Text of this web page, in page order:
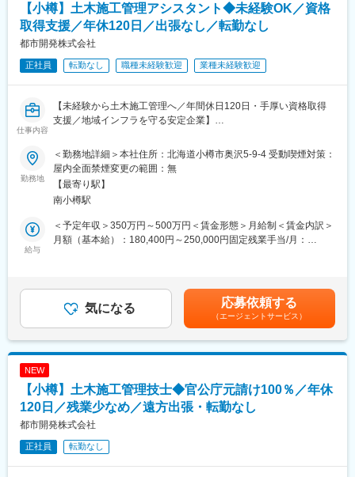
チェック表を7カ月～1年ほどかけてクリアしていただきます。ス
キル習得の状況を可視化することでモチベーションにもつながり
やすい工夫がされています。
■将来的なキャリアステップ：
同社では製造部門がモノを造るだけでなく、設備メンテナンスや
広い業務へも関わっています。そのため、将来的には目指すキャ
リアに合わせて幅広い業務をお任せしたいと考えています。
変更の範囲：会社の定める業務
※OJTを通じて、採用業務の流れを段階的に学んでいきます。
■入社後の流れ：
・入社後はまず札幌で約1カ月の研修を実施(道外の方は宿泊費会
社負担)。その後は小樽本社に戻り、できることから徐々に担当範
■この仕事の面白さ・やりがい:
(2)採用の一連の流れを知り、人事の基礎知識が身につく
(3)社内外とのやり取りを通じて、調整力・事務スキルを磨ける
(4)会社全体を支える仕事として、存在意義を実感できる
※未経験からスタートした社員も多く活躍しています。
■組織構成：
・人事課は少数精鋭体制で、先輩社員のサポートのもと、未経験
・人事・総務部門でのスキルアップ
・採用業務の専門性を高める
・他部署と連携し、業務の幅を広げる など、将来的なキャリア
# コツコツと正確に業務を進めるのが得意な方
# 調整やサポート役として力を発揮したい方
# 第二新卒として、安定した環境でキャリアを築きたい方
変更の範囲：会社の定める業務
【小樽】土木施工管理アシスタント◆未経験OK／資格
取得支援／年休120日／出張なし／転勤なし
都市開発株式会社
正社員 転勤なし 職種未経験歓迎 業種未経験歓迎
仕事内容
【未経験から土木施工管理へ／年間休日120日・手厚い資格取得
支援／地域インフラを守る安定企業】
当社は小樽市を中心に、官公庁発注の元請け土木工事を手掛けて
おり、土木施工管理アシスタントとして未経験から現場運営に携
わることができます。主な業務は現場の安全管理や進捗記録の作
成、先輩社員のサポート業務です。まずは事務所でのデスクワー
クや現場同行からスタートし、段階的に専門性を身につけていけ
る環境です。国家資格取得も会社が全力で支援します。
■業務詳細：
現場がスケジュール通り・安全に進んでいるかをチェックし、写
真で記録するなどの「管理・サポート」が主な役割です。
・工事写真の撮影や整理、進捗記録作成
トも行います。
■業務の魅力
現場業務とオフィスワークの両方を経験でき、資格取得後は現場
監督や管理職へのキャリアアップも目指せます。
勤務地
＜勤務地詳細＞本社住所：北海道小樽市奥沢5-9-4 受動喫煙対策：
屋内全面禁煙変更の範囲：無
【最寄り駅】
南小樽駅
給与
＜予定年収＞350万円～500万円＜賃金形態＞月給制＜賃金内訳＞
月額（基本給）：180,400円～250,000円固定残業手当/月：
は賞与・各種手当を含みます。年齢・スキル・前職の経験を考慮
して決定します。昇給： 年1回（4月）賞与： 年2回（7月、12月
※前年度実績あり。業績に応じて支給）決算手当： 年1回（4月 ※
業績による。利益が出た分はしっかり社員に還元！）賃金はあく
までも目安の金額であり、選考を通じて上下する可能性がありま
気になる 応募依頼する
（エージェントサービス）
NEW
【小樽】土木施工管理技士◆官公庁元請け100％／年休
120日／残業少なめ／遠方出張・転勤なし
都市開発株式会社
正社員 転勤なし